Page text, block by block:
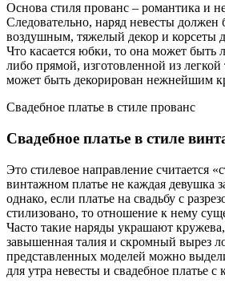
Основа стиля ­прованс – романтика и
Следовательно, наряд невесты должен
воздушным, тяжелый декор и корсеты
Что касается юбки, то она может быть
либо прямой, изготовленной из
может быть декорирован нежнейшим
Свадебное платье в стиле прованс
Свадебное платье в стиле
Это стилевое направление считается
винтажном платье не каждая девушка
однако, если платье на свадьбу с
стилизовано, то отношение к нему
Часто такие наряды украшают
завышенная талия и скромный вырез
представленных моделей можно
для утра невесты и свадебное платье